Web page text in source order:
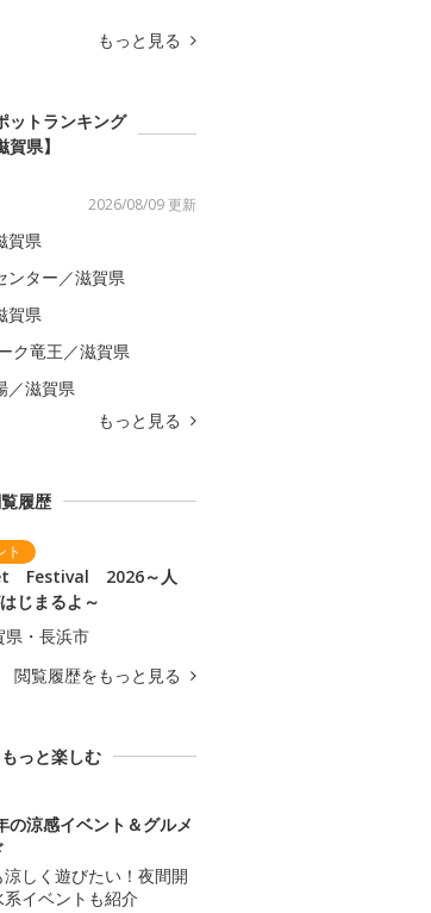
もっと見る
ットランキング
賀県】
2026/08/09 更新
賀県
ンター／滋賀県
賀県
ク竜王／滋賀県
／滋賀県
もっと見る
履歴
Festival 2026～人
じまるよ～
県・長浜市
閲覧履歴をもっと見る
っと楽しむ
の涼感イベント＆グルメ
涼しく遊びたい！夜間開
イベントも紹介